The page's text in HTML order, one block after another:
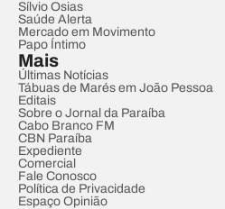
Sílvio Osias
Saúde Alerta
Mercado em Movimento
Papo Íntimo
Mais
Últimas Notícias
Tábuas de Marés em João Pessoa
Editais
Sobre o Jornal da Paraíba
Cabo Branco FM
CBN Paraíba
Expediente
Comercial
Fale Conosco
Política de Privacidade
Espaço Opinião